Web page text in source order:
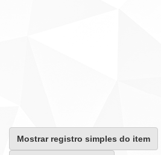
Mostrar registro simples do item